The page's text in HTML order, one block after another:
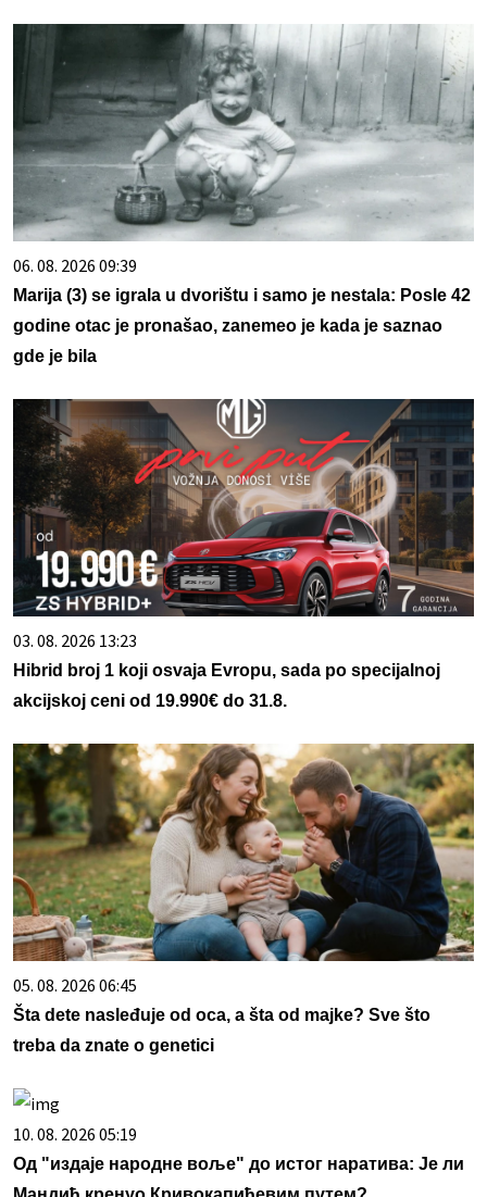
06. 08. 2026 09:39
Marija (3) se igrala u dvorištu i samo je nestala: Posle 42
godine otac je pronašao, zanemeo je kada je saznao
gde je bila
03. 08. 2026 13:23
Hibrid broj 1 koji osvaja Evropu, sada po specijalnoj
akcijskoj ceni od 19.990€ do 31.8.
05. 08. 2026 06:45
Šta dete nasleđuje od oca, a šta od majke? Sve što
treba da znate o genetici
10. 08. 2026 05:19
Од "издаје народне воље" до истог наратива: Је ли